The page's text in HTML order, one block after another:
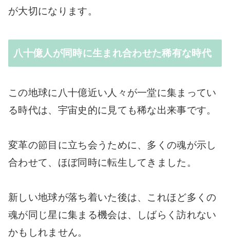
が大切になります。
八十億人が同時に生まれ合わせた稀有な時代
この地球に八十億近い人々が一堂に集まってい
る時代は、宇宙史的に見ても稀な出来事です。
変革の節目に立ち会うために、多くの魂が示し
合わせて、ほぼ同時に転生してきました。
新しい地球が落ち着いた後は、これほど多くの
魂が同じ星に集まる機会は、しばらく訪れない
かもしれません。